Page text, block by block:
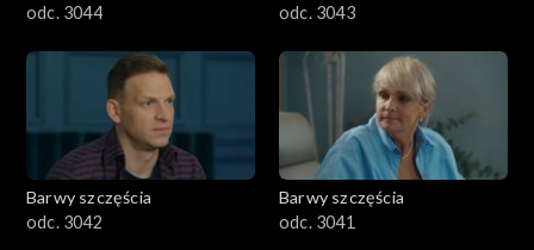
odc. 3044
odc. 3043
Barwy szczęścia
odc. 3042
Barwy szczęścia
odc. 3041